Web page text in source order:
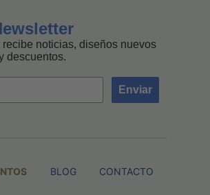
noticias, diseños nuevos
descuentos.
Enviar
BLOG CONTACTO